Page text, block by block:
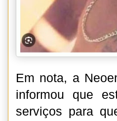
Em nota, a
informou que
serviços para